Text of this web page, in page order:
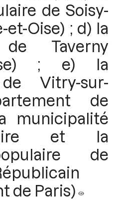
de Soisy-
et-Oise) ; d) la
Taverny
; e) la
Vitry-sur-
de
municipalité
et la
de
de Paris)